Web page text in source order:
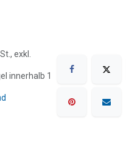
exkl.
innerhalb 1